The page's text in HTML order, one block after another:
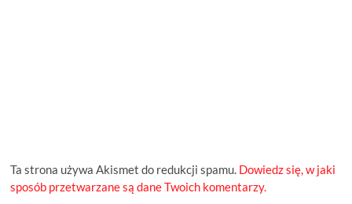
Ta strona używa Akismet do redukcji spamu. Dowiedz się, w jaki
sposób przetwarzane są dane Twoich komentarzy.